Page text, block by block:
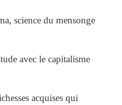
science du mensonge
avec le capitalisme
acquises qui